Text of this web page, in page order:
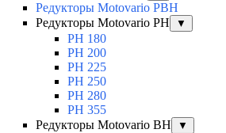
Редукторы Motovario PBH
Редукторы Motovario PH
▼
PH 180
PH 200
PH 225
PH 250
PH 280
PH 355
Редукторы Motovario BH
▼